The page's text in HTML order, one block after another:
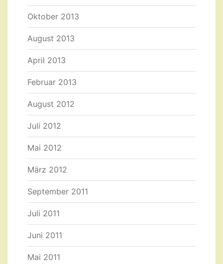
Oktober 2013
August 2013
April 2013
Februar 2013
August 2012
Juli 2012
Mai 2012
März 2012
September 2011
Juli 2011
Juni 2011
Mai 2011